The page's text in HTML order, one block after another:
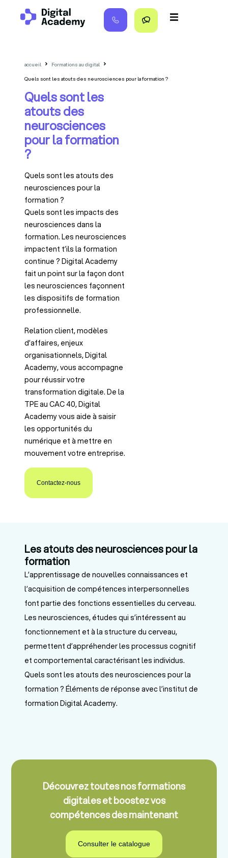
principal
accueil
Formations au digital
Quels sont les atouts des neurosciences pour la formation ?
Quels sont les
atouts des
neurosciences
pour la formation
?
Quels sont les atouts des
neurosciences pour la
formation ?
Quels sont les impacts des
neurosciences dans la
formation. Les neurosciences
impactent t’ils la formation
continue ? Digital Academy
fait un point sur la façon dont
les neurosciences façonnent
les dispositifs de formation
professionnelle.
Relation client, modèles
d’affaires, enjeux
organisationnels, Digital
Academy, vous accompagne
pour réussir votre
transformation digitale. De la
TPE au CAC 40, Digital
Academy vous aide à saisir
les opportunités du
numérique et à mettre en
mouvement votre entreprise.
Contactez-nous
Les atouts des neurosciences pour la
formation
L’apprentissage de nouvelles connaissances et
l’acquisition de compétences interpersonnelles
font partie des fonctions essentielles du cerveau.
Les neurosciences, études qui s’intéressent au
fonctionnement et à la structure du cerveau,
permettent d’appréhender les processus cognitif
et comportemental caractérisant les individus.
Quels sont les atouts des neurosciences pour la
formation ? Éléments de réponse avec l’institut de
formation Digital Academy.
Découvrez toutes nos formations
digitales et boostez vos
compétences dès maintenant
Consulter le catalogue